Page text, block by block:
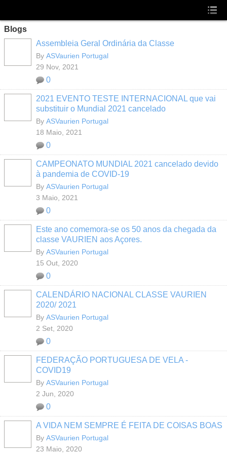
Blogs
Assembleia Geral Ordinária da Classe
By ASVaurien Portugal
29 Nov, 2021
0
2021 EVENTO TESTE INTERNACIONAL que vai
substituir o Mundial 2021 cancelado
By ASVaurien Portugal
18 Maio, 2021
0
CAMPEONATO MUNDIAL 2021 cancelado devido
à pandemia de COVID-19
By ASVaurien Portugal
3 Maio, 2021
0
Este ano comemora-se os 50 anos da chegada da
classe VAURIEN aos Açores.
By ASVaurien Portugal
15 Out, 2020
0
CALENDÁRIO NACIONAL CLASSE VAURIEN
2020/ 2021
By ASVaurien Portugal
2 Set, 2020
0
FEDERAÇÃO PORTUGUESA DE VELA -
COVID19
By ASVaurien Portugal
2 Jun, 2020
0
A VIDA NEM SEMPRE É FEITA DE COISAS BOAS
By ASVaurien Portugal
23 Maio, 2020